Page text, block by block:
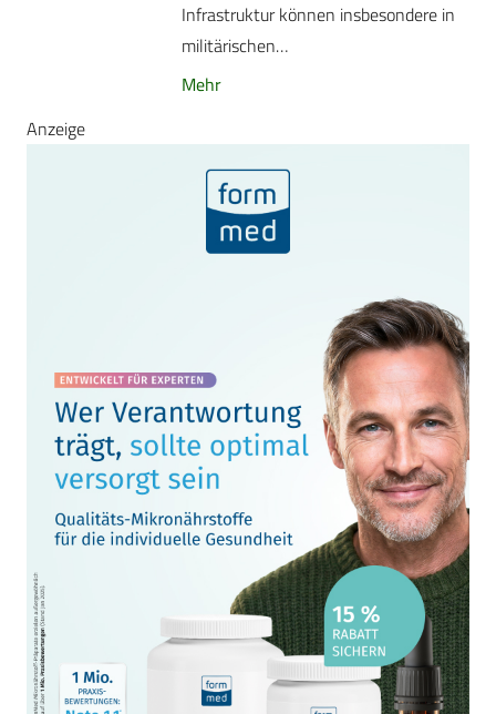
Infrastruktur können insbesondere in
militärischen…
Mehr
Anzeige